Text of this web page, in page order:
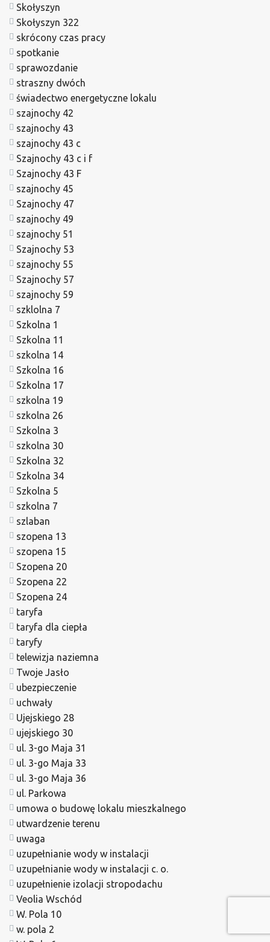
Skołyszyn
Skołyszyn 322
skrócony czas pracy
spotkanie
sprawozdanie
straszny dwóch
świadectwo energetyczne lokalu
szajnochy 42
szajnochy 43
szajnochy 43 c
Szajnochy 43 c i f
Szajnochy 43 F
szajnochy 45
Szajnochy 47
szajnochy 49
szajnochy 51
Szajnochy 53
szajnochy 55
Szajnochy 57
szajnochy 59
szklolna 7
Szkolna 1
Szkolna 11
szkolna 14
Szkolna 16
Szkolna 17
szkolna 19
szkolna 26
Szkolna 3
szkolna 30
Szkolna 32
Szkolna 34
Szkolna 5
szkolna 7
szlaban
szopena 13
szopena 15
Szopena 20
Szopena 22
Szopena 24
taryfa
taryfa dla ciepła
taryfy
telewizja naziemna
Twoje Jasło
ubezpieczenie
uchwały
Ujejskiego 28
ujejskiego 30
ul. 3-go Maja 31
ul. 3-go Maja 33
ul. 3-go Maja 36
ul. Parkowa
umowa o budowę lokalu mieszkalnego
utwardzenie terenu
uwaga
uzupełnianie wody w instalacji
uzupełnianie wody w instalacji c. o.
uzupełnienie izolacji stropodachu
Veolia Wschód
W. Pola 10
w. pola 2